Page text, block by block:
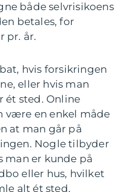
både selvrisikoens
betales, for
pr. år.
hvis forsikringen
eller hvis man
ét sted. Online
være en enkel måde
at man går på
Nogle tilbyder
man er kunde på
eller hus, hvilket
alt ét sted.